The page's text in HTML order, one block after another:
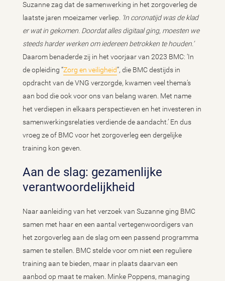
Suzanne zag dat de samenwerking in het zorgoverleg de
laatste jaren moeizamer verliep. ‘In coronatijd was de klad
er wat in gekomen. Doordat alles digitaal ging, moesten we
steeds harder werken om iedereen betrokken te houden.’
Daarom benaderde zij in het voorjaar van 2023 BMC: ‘In
de opleiding “Zorg en veiligheid”, die BMC destijds in
opdracht van de VNG verzorgde, kwamen veel thema’s
aan bod die ook voor ons van belang waren. Met name
het verdiepen in elkaars perspectieven en het investeren in
samenwerkingsrelaties verdiende de aandacht.’ En dus
vroeg ze of BMC voor het zorgoverleg een dergelijke
training kon geven.
Aan de slag: gezamenlijke
verantwoordelijkheid
Naar aanleiding van het verzoek van Suzanne ging BMC
samen met haar en een aantal vertegenwoordigers van
het zorgoverleg aan de slag om een passend programma
samen te stellen. BMC stelde voor om niet een reguliere
training aan te bieden, maar in plaats daarvan een
aanbod op maat te maken. Minke Poppens, managing